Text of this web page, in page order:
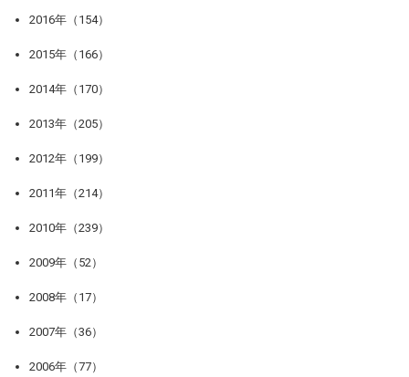
2016年（154）
2015年（166）
2014年（170）
2013年（205）
2012年（199）
2011年（214）
2010年（239）
2009年（52）
2008年（17）
2007年（36）
2006年（77）